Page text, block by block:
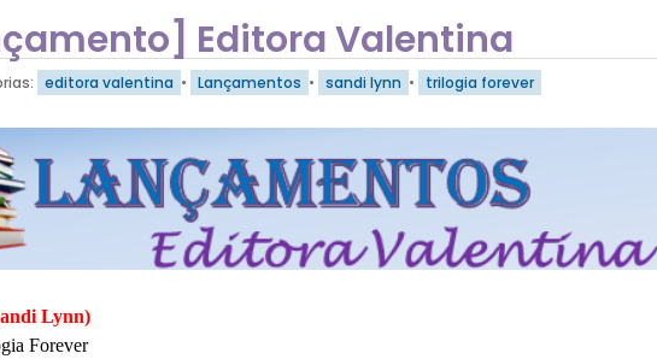
Editora Valentina
editora valentina • Lançamentos • sandi lynn • trilogia forever
Lynn)
Forever